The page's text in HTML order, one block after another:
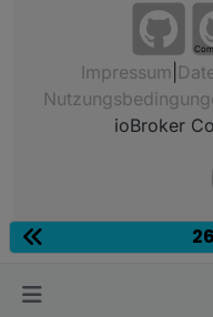
Impressum
ioBroker